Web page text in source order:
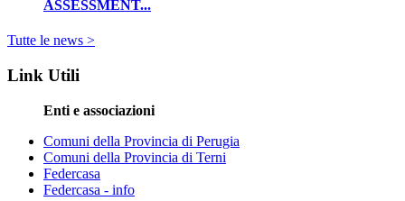
ASSESSMENT...
Tutte le news >
Link Utili
Enti e associazioni
Comuni della Provincia di Perugia
Comuni della Provincia di Terni
Federcasa
Federcasa - info